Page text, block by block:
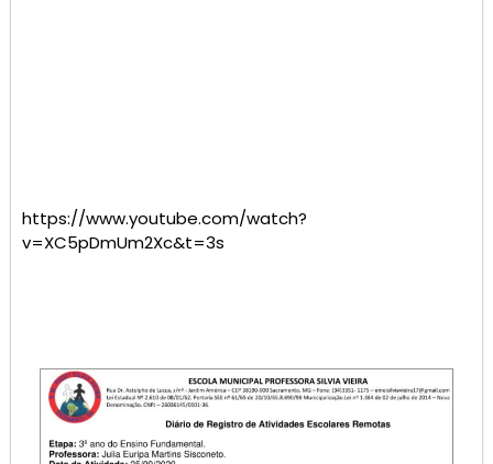
https://www.youtube.com/watch?
v=XC5pDmUm2Xc&t=3s